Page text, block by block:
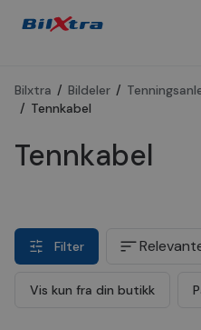
Bilxtra / Bildeler /
/ Tennkabel
Tennkabel
Filter
Vis kun fra din butikk